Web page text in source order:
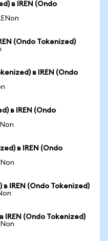
в IREN (Ondo
(Ondo Tokenized)
в IREN (Ondo
в IREN (Ondo
в IREN (Ondo
в IREN (Ondo Tokenized)
IREN (Ondo Tokenized)